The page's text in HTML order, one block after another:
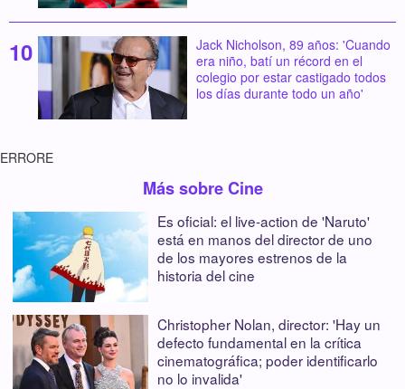
Jack Nicholson, 89 años: 'Cuando
era niño, batí un récord en el
colegio por estar castigado todos
los días durante todo un año'
ERRORE
Más sobre Cine
Es oficial: el live-action de 'Naruto'
está en manos del director de uno
de los mayores estrenos de la
historia del cine
Christopher Nolan, director: 'Hay un
defecto fundamental en la crítica
cinematográfica; poder identificarlo
no lo invalida'